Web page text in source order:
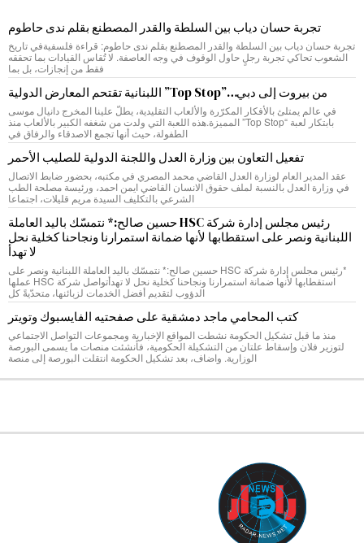
تجربة حسان دياب بين السلطة والقدر المصطنع بقلم ندى حاطوم
تجربة حسان دياب بين السلطة والقدر المصطنع بقلم ندى حاطوم: قراءة فلسفيةفي تاريخ
الشعوب تحاكي تجربة رجلٍ حاول الوقوف في وجه العاصفة. لا تُقاس القيادات بما تحققه
فقط من إنجازات، بل بما
من بيروت إلى دبي…”Top Stop” اللبنانية تقتحم المعارض الدولية
في عالم يمتلئ بالأفكار المكرّرة والألعاب التقليدية، يطلّ علينا المخرج دانيال موسى
بابتكار لعبة “Top Stop” المميزة.هذه اللعبة التي ولدت من شغفه الكبير بالألعاب منذ
الطفولة، حيث أنها تجمع الاصدقاء والرفاق في
تفعيل التعاون بين وزارة العدل واللجنة الدولية للصليب الأحمر
عقد المدير العام لوزارة العدل القاضي محمد المصري في مكتبه، بحضور ضابط الاتصال
في وزارة العدل بالنسبة لملف حقوق الانسان القاضي ايمن احمد، ورئيسة مصلحة الطب
الشرعي بالتكليف السيدة مريم قليلات، اجتماعا
رئيس مجلس إدارة شركة HSC حسين صالح:* نتمسّك باليد العاملة
اللبنانية ونصر على استقطابها لأنها ضمانة استمرارنا ونجاحنا كخلية نحل
لا تهدأ
*رئيس مجلس إدارة شركة HSC حسين صالح:* نتمسّك باليد العاملة اللبنانية ونصر على
استقطابها لأنها ضمانة استمرارنا ونجاحنا كخلية نحل لا تهدأتواصل شركة HSC عملها
الدؤوب لتقديم أفضل الخدمات لزبائنها، متحدّيةً كل
كتب المحامي ماجد دمشقية على صفحتيه الفايسبوك وتويتر
منذ ما قبل تشكيل الحكومة نشطت المواقع الإخبارية ومجموعات التواصل الاجتماعي
لتوزير فلان وإسقاط علتان من التشكيلة الحكومية، فأنشئت منصات ما يسمى البورصة
الوزارية. واضاف، بعد تشكيل الحكومة انتقلت البورصة إلى منصة